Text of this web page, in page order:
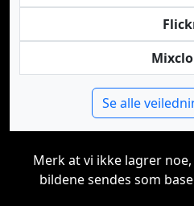
Se alle
Merk at vi ikke lagrer
bildene sendes som